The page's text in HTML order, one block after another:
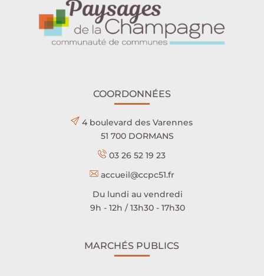
COORDONNÉES
4 boulevard des Varennes
51 700 DORMANS
03 26 52 19 23
accueil@ccpc51.fr
Du lundi au vendredi
9h - 12h / 13h30 - 17h30
MARCHÉS PUBLICS